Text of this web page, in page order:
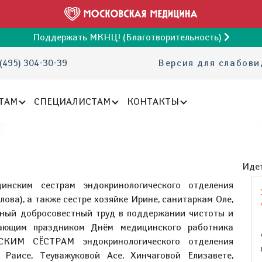
Поддержать МКНЦ! (Благотворительность)
304-30-39 Версия для
СПЕЦИАЛИСТАМ КОНТАКТЫ
сестрам эндокринологического отделения
а также сестре хозяйке Ирине, санитаркам Оле,
добросовестный труд в поддержании чистоты и
праздником Днём медицинского работника
СЁСТРАМ эндокринологического отделения
Теуважуковой Асе, Хинчаговой Елизавете,